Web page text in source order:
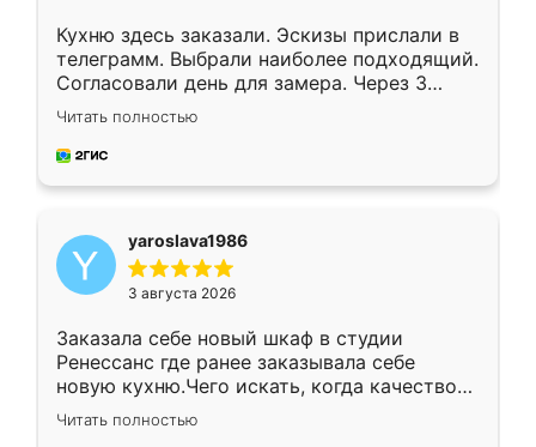
Кухню здесь заказали. Эскизы прислали в
телеграмм. Выбрали наиболее подходящий.
Согласовали день для замера. Через 3
недели кухня была уже готова. Остались
довольны работой. Спасибо Ренессанс
мебель за качественную работу!
Читать полностью
yaroslava1986
3 августа 2026
Заказала себе новый шкаф в студии
Ренессанс где ранее заказывала себе
новую кухню.Чего искать, когда качеством
вполне довольна. Служит кухня уже почти
два года, нареканий нет.
Читать полностью